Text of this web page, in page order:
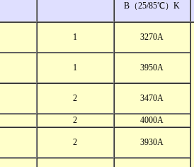
B（25/85℃）K
1 3270A
1 3950A
2 3470A
2 4000A
2 3930A